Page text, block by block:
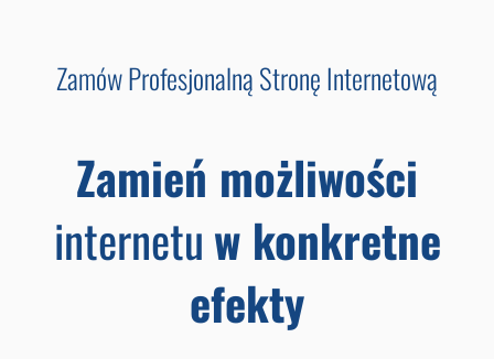
Zamów Profesjonalną Stronę Internetową
Zamień możliwości
internetuw konkretne
efekty